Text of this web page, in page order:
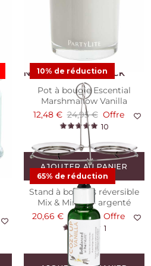
Pot à bougie Escential
Marshmallow Vanilla
12,48 € 24,95 € Offre
10
10% de réduction
AJOUTER AU PANIER
Stand à bougies réversible
Mix & Mingle - argenté
20,66 € 22,95 € Offre
1
65% de réduction